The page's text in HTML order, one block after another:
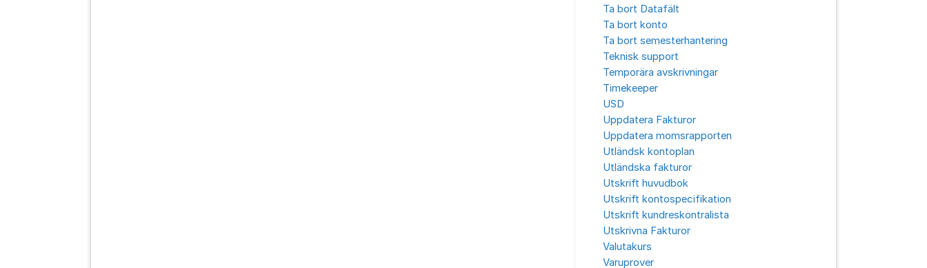
Ta bort Datafält
Ta bort konto
Ta bort semesterhantering
Teknisk support
Temporära avskrivningar
Timekeeper
USD
Uppdatera Fakturor
Uppdatera momsrapporten
Utländsk kontoplan
Utländska fakturor
Utskrift huvudbok
Utskrift kontospecifikation
Utskrift kundreskontralista
Utskrivna Fakturor
Valutakurs
Varuprover